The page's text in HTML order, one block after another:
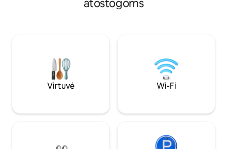
vaikams.
atostogoms
Virtuvė Wi-Fi